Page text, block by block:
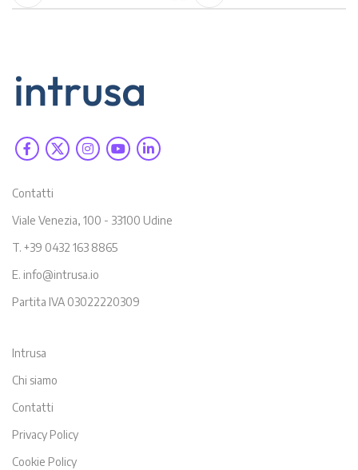
Contatti
Viale Venezia, 100 - 33100 Udine
T. +39 0432 163 8865
E. info@intrusa.io
Partita IVA 03022220309
Intrusa
Chi siamo
Contatti
Privacy Policy
Cookie Policy